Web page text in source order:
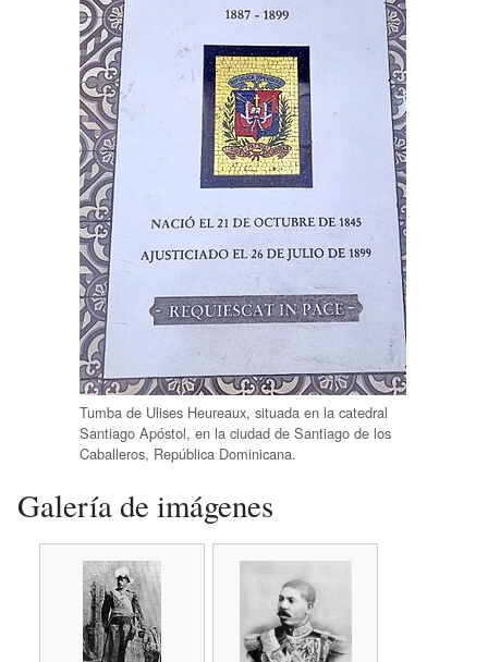
Tumba de Ulises Heureaux, situada en la catedral
Santiago Apóstol, en la ciudad de Santiago de los
Caballeros, República Dominicana.
Galería de imágenes